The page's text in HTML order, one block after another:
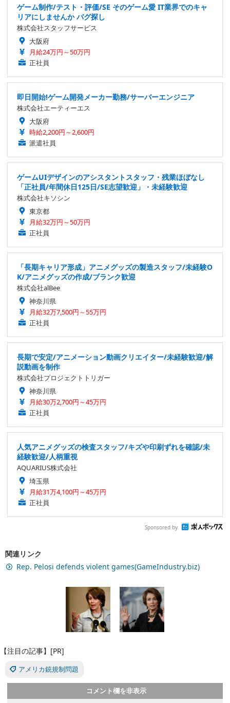
ゲーム制作/テスト・評価/SE そのゲーム愛 IT業界でのキャ
リアにしませんか バグ探し
株式会社スタッフサービス
大阪府
月給24万円～50万円
正社員
即日開始!ゲーム開発メーカー勤務/サーバーエンジニア
株式会社エーティーエス
大阪府
時給2,200円～2,600円
派遣社員
ゲームUIデザインのアシスタントスタッフ・残業ほぼなし
「正社員/年間休日125日/SE志望歓迎」・未経験歓迎
株式会社キソシン
東京都
月給32万円～50万円
正社員
「長期キャリア形成」アニメグッズの製造スタッフ/未経験O
K/アニメグッズの作成/ブランク歓迎
株式会社alBee
神奈川県
月給32万7,500円～55万円
正社員
長期で安定/アニメーション動画クリエイター/未経験歓迎/解
説動画を制作
株式会社プロジェクトトリガー
神奈川県
月給30万2,700円～45万円
正社員
人気アニメグッズの検査スタッフ/キズや印刷ずれを確認/未
経験歓迎/人柄重視
AQUARIUS株式会社
埼玉県
月給31万4,100円～45万円
正社員
Sponsored by
関連リンク
Rep. Pelosi defends violent games(GameIndustry.biz)
【注目の記事】[PR]
アメリカ銃規制問題
コメント欄を非表示